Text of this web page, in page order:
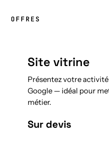
OFFRES
Site vitrine
Présentez votre
Google — idéal pour
métier.
Sur devis